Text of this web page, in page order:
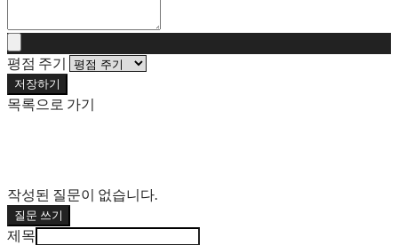
평점 주기
저장하기
목록으로 가기
작성된 질문이 없습니다.
질문 쓰기
제목